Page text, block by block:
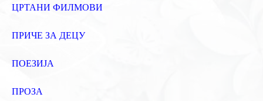
ЦРТАНИ ФИЛМОВИ
ПРИЧЕ ЗА ДЕЦУ
ПОЕЗИЈА
ПРОЗА